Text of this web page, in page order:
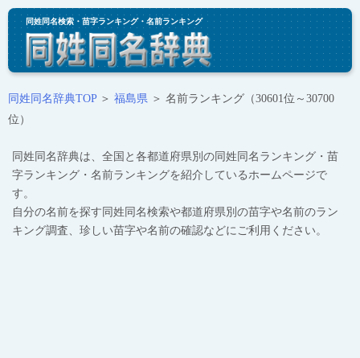
同姓同名検索・苗字ランキング・名前ランキング
同姓同名辞典TOP＞ 福島県 ＞ 名前ランキング（30601位～30700
位）
同姓同名辞典は、全国と各都道府県別の同姓同名ランキング・苗
字ランキング・名前ランキングを紹介しているホームページで
す。
自分の名前を探す同姓同名検索や都道府県別の苗字や名前のラン
キング調査、珍しい苗字や名前の確認などにご利用ください。